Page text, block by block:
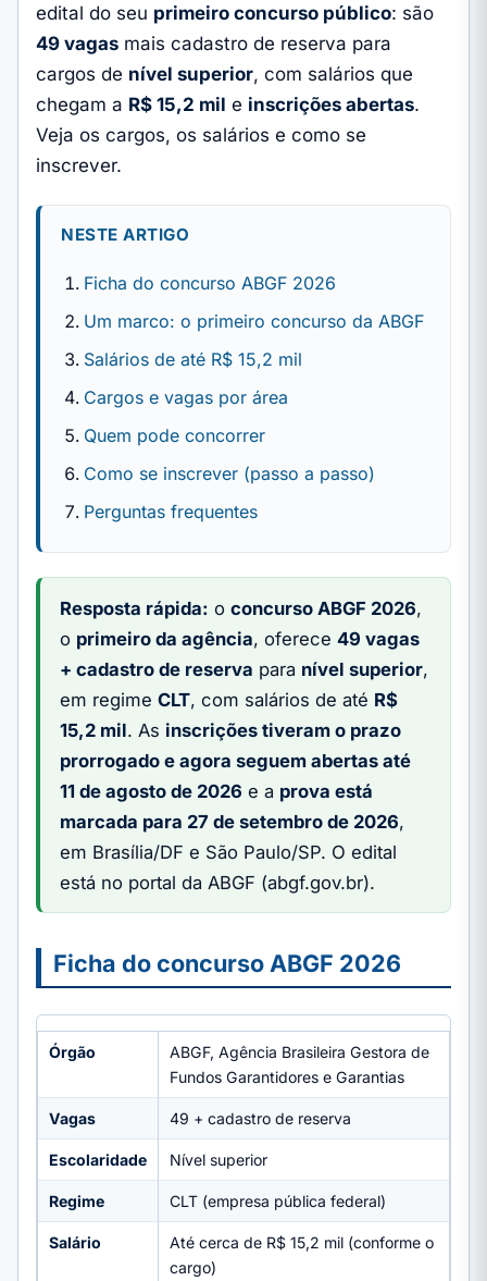
edital do seu primeiro concurso público: são
49 vagas mais cadastro de reserva para
cargos de nível superior, com salários que
chegam a R$ 15,2 mil e inscrições abertas.
Veja os cargos, os salários e como se
inscrever.
NESTE ARTIGO
Ficha do concurso ABGF 2026
Um marco: o primeiro concurso da ABGF
Salários de até R$ 15,2 mil
Cargos e vagas por área
Quem pode concorrer
Como se inscrever (passo a passo)
Perguntas frequentes
Resposta rápida: oconcurso ABGF 2026,
o primeiro da agência, oferece49 vagas
+ cadastro de reserva para nível superior,
em regimeCLT, com salários de até R$
15,2 mil. As inscrições tiveram o prazo
prorrogado e agora seguem abertas até
11 de agosto de 2026 e a prova está
marcada para 27 de setembro de 2026,
em Brasília/DF e São Paulo/SP. O edital
está no portal da ABGF (abgf.gov.br).
Ficha do concurso ABGF 2026
Órgão
ABGF, Agência Brasileira Gestora de
Fundos Garantidores e Garantias
Vagas 49 + cadastro de reserva
Escolaridade Nível superior
Regime CLT (empresa pública federal)
Salário
Até cerca de R$ 15,2 mil (conforme o
cargo)